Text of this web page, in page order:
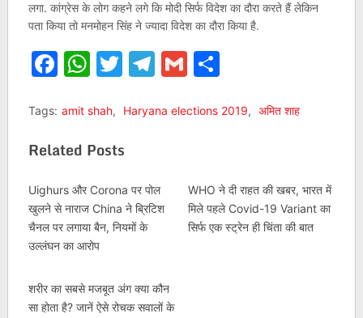
लगा. कांग्रेस के लोग कहने लगे कि मोदी सिर्फ विदेश का दौरा करते हैं लेकिन
पता किया तो मनमोहन सिंह ने ज्यादा विदेश का दौरा किया है.
Facebook
WhatsApp
Twitter
Telegram
GmailShare
Tags: amit shah, Haryana elections 2019, अमित शाह
Related Posts
Uighurs और Corona पर पोल
खुलने से नाराज China ने ब्रिटिश
चैनल पर लगाया बैन, नियमों के
उल्लंघन का आरोप
WHO ने दी राहत की खबर, भारत में
मिले पहले Covid-19 Variant का
सिर्फ एक स्ट्रेन ही चिंता की बात
शरीर का सबसे मजबूत अंग क्या कौन
सा होता है? जानें ऐसे रोचक सवालों के